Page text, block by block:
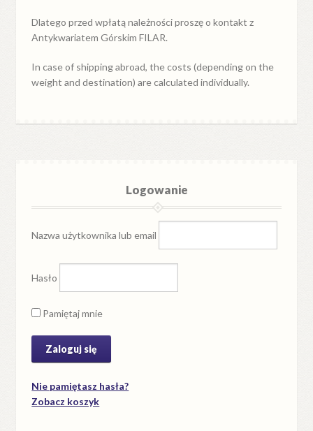
Dlatego przed wpłatą należności proszę o kontakt z
Antykwariatem Górskim FILAR.
In case of shipping abroad, the costs (depending on the
weight and destination) are calculated individually.
Logowanie
Nazwa użytkownika lub email
Hasło
Pamiętaj mnie
Nie pamiętasz hasła?
Zobacz koszyk